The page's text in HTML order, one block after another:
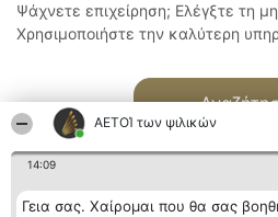
ΑΕΤΟΊ των ψιλικών
14:09
Γεια σας. Χαίρομαι που θα σας
Ψάχνετε επιχείρηση; Ελέγξτε τη
Χρησιμοποιήστε την καλύτερη